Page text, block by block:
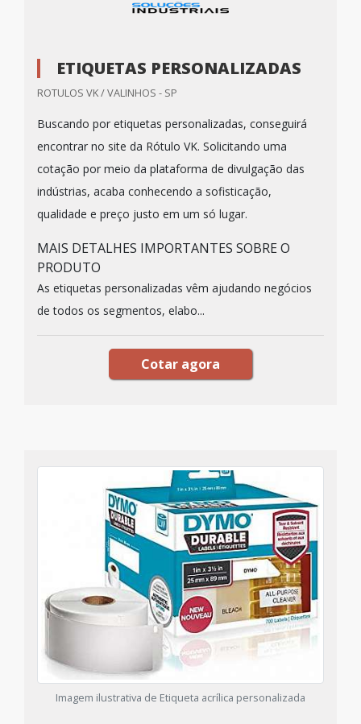
ETIQUETAS PERSONALIZADAS
ROTULOS VK / VALINHOS - SP
Buscando por etiquetas personalizadas, conseguirá
encontrar no site da Rótulo VK. Solicitando uma
cotação por meio da plataforma de divulgação das
indústrias, acaba conhecendo a sofisticação,
qualidade e preço justo em um só lugar.
MAIS DETALHES IMPORTANTES SOBRE O
PRODUTO
As etiquetas personalizadas vêm ajudando negócios
de todos os segmentos, elabo...
Cotar agora
Imagem ilustrativa de Etiqueta acrílica personalizada